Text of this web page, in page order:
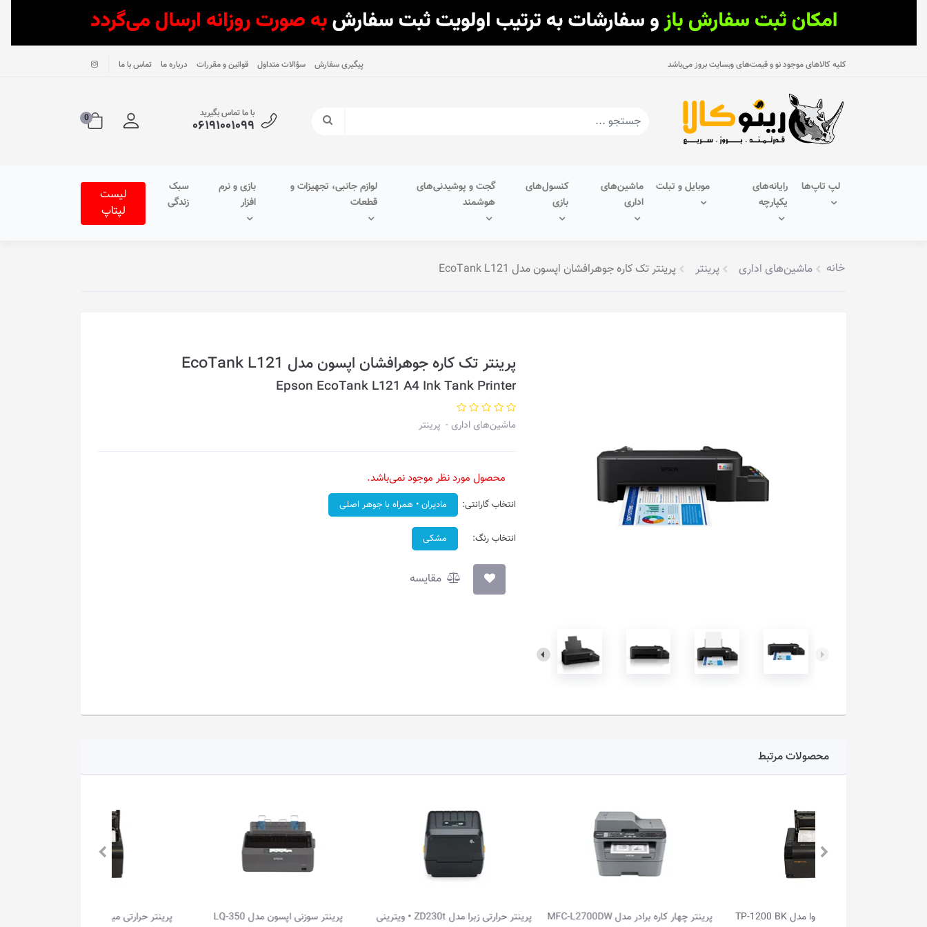
کلیه کالاهای موجود نو و قیمت‌های وبسایت بروز می‌باشد پیگیری سفارش سؤالات متداول قوانین و مقررات درباره ما تماس با ما
با ما تماس بگیرید
۰۶۱۹۱۰۰۱۰۹۹ 0
لپ تاپ‌ها
رایانه‌های
یکپارچه
موبایل و تبلت
ماشین‌های
اداری
کنسول‌های
بازی
گجت و پوشیدنی‌های
هوشمند
لوازم جانبی، تجهیزات و
قطعات
بازی و نرم
افزار
سبک
زندگی
لیست
لپتاپ
خانه ماشین‌های اداری پرینتر پرینتر تک کاره جوهرافشان اپسون مدل EcoTank L121
پرینتر تک کاره جوهرافشان اپسون مدل EcoTank L121
Epson EcoTank L121 A4 Ink Tank Printer
ماشین‌های اداری پرینتر
محصول مورد نظر موجود نمی‌باشد.
انتخاب گارانتی: مادیران • همراه با جوهر اصلی
انتخاب رنگ: مشکی
مقایسه
محصولات مرتبط
پرینتر چهار کاره برادر مدل MFC-L2700DW
پرینتر حرارتی زبرا مدل ZD230t • ویترینی
پرینتر سوزنی اپسون مدل LQ-350
پرینتر حرارتی میوا مدل TP-1200 BK